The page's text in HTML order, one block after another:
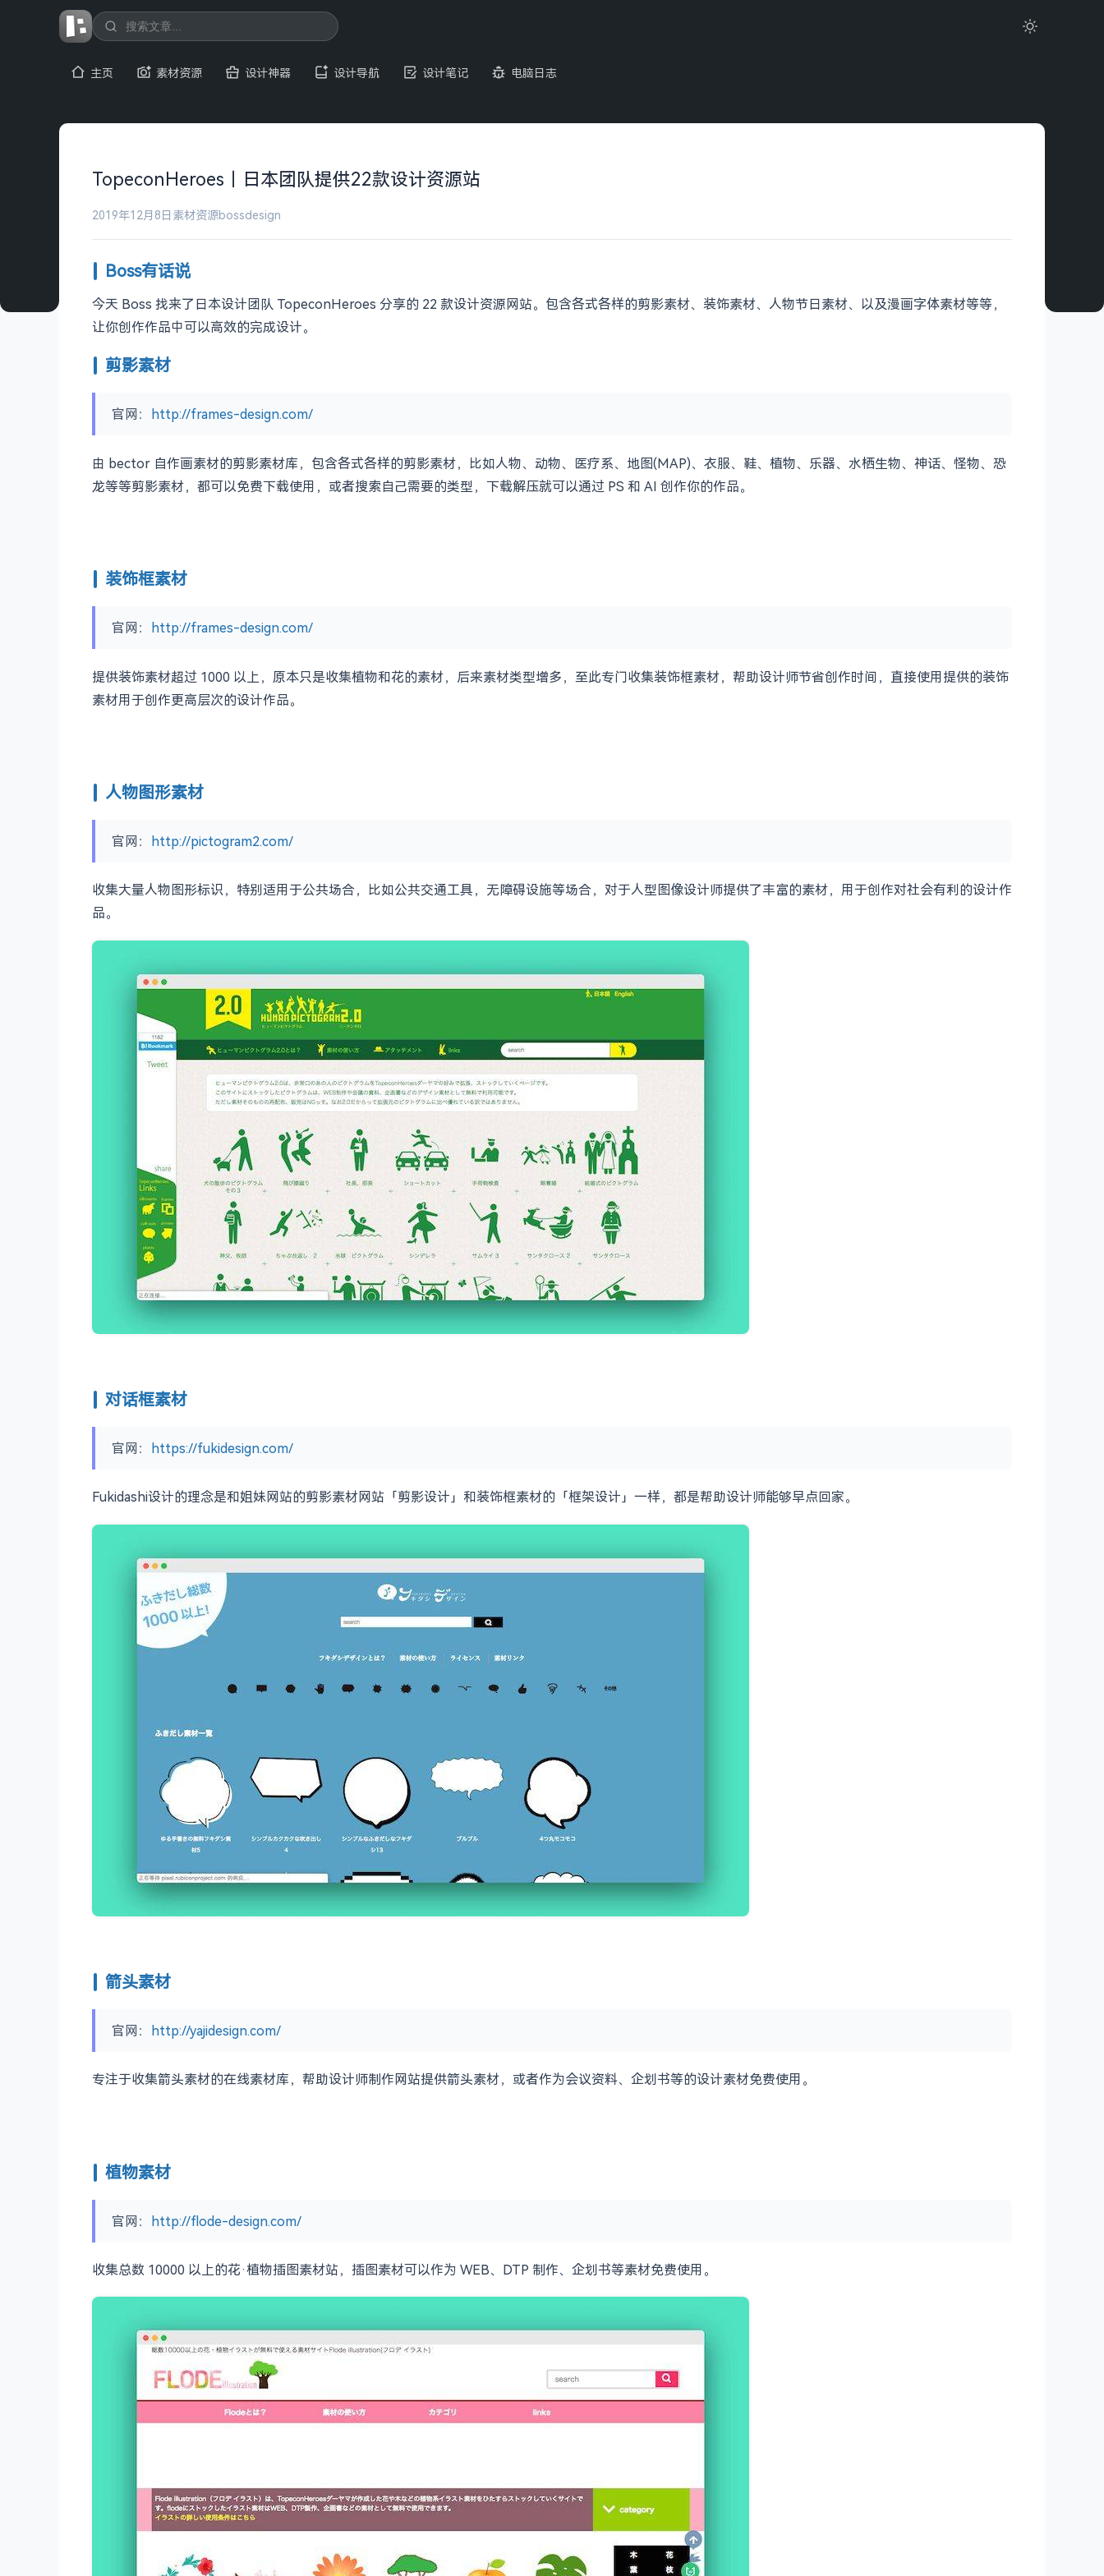
主页 素材资源 设计神器 设计导航 设计笔记 电脑日志
TopeconHeroes｜日本团队提供22款设计资源站
2019年12月8日 素材资源bossdesign
Boss有话说
今天 Boss 找来了日本设计团队 TopeconHeroes 分享的 22 款设计资源网站。包含各式各样的剪影素材、装饰素材、人物节日素材、以及漫画字体素材等等，
让你创作作品中可以高效的完成设计。
剪影素材
官网： http://frames-design.com/
由 bector 自作画素材的剪影素材库，包含各式各样的剪影素材，比如人物、动物、医疗系、地图(MAP)、衣服、鞋、植物、乐器、水栖生物、神话、怪物、恐
龙等等剪影素材，都可以免费下载使用，或者搜索自己需要的类型，下载解压就可以通过 PS 和 AI 创作你的作品。
装饰框素材
官网： http://frames-design.com/
提供装饰素材超过 1000 以上，原本只是收集植物和花的素材，后来素材类型增多，至此专门收集装饰框素材，帮助设计师节省创作时间，直接使用提供的装饰
素材用于创作更高层次的设计作品。
人物图形素材
官网： http://pictogram2.com/
收集大量人物图形标识，特别适用于公共场合，比如公共交通工具，无障碍设施等场合，对于人型图像设计师提供了丰富的素材，用于创作对社会有利的设计作
品。
对话框素材
官网： https://fukidesign.com/
Fukidashi设计的理念是和姐妹网站的剪影素材网站「剪影设计」和装饰框素材的「框架设计」一样，都是帮助设计师能够早点回家。
箭头素材
官网： http://yajidesign.com/
专注于收集箭头素材的在线素材库，帮助设计师制作网站提供箭头素材，或者作为会议资料、企划书等的设计素材免费使用。
植物素材
官网： http://flode-design.com/
收集总数 10000 以上的花·植物插图素材站，插图素材可以作为 WEB、DTP 制作、企划书等素材免费使用。